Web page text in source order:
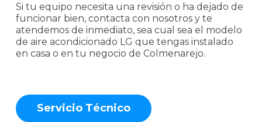
Si tu equipo necesita una revisión o ha dejado de
funcionar bien, contacta con nosotros y te
atendemos de inmediato, sea cual sea el modelo
de aire acondicionado LG que tengas instalado
en casa o en tu negocio de Colmenarejo.
Servicio Técnico